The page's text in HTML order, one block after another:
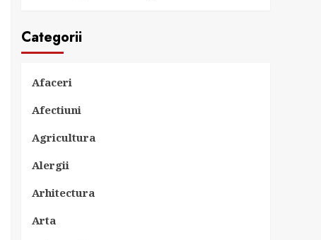
Categorii
Afaceri
Afectiuni
Agricultura
Alergii
Arhitectura
Arta